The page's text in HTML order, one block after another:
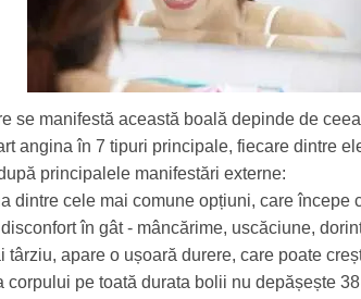
se manifestă această boală depinde de
angina în 7 tipuri principale, fiecare dintre
principalele manifestări externe:
dintre cele mai comune opțiuni, care începe
în gât - mâncărime, uscăciune,
târziu, apare o ușoară durere, care poate
corpului pe toată durata bolii nu depășește